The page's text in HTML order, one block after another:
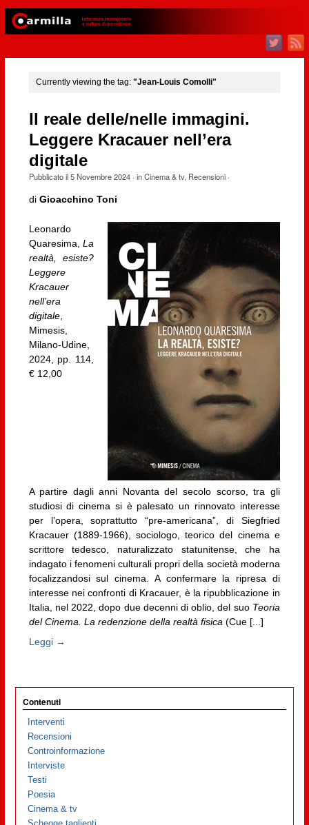
Currently viewing the tag: "Jean-Louis Comolli"
Il reale delle/nelle immagini.
Leggere Kracauer nell’era
digitale
Pubblicato il5 Novembre 2024· inCinema & tv, Recensioni·
di Gioacchino Toni
Leonardo
Quaresima,La
realtà, esiste?
Leggere
Kracauer
nell’era
digitale,
Mimesis,
Milano-Udine,
2024, pp. 114,
€ 12,00
A partire dagli anni Novanta del secolo scorso, tra gli
studiosi di cinema si è palesato un rinnovato interesse
per l’opera, soprattutto “pre-americana”, di Siegfried
Kracauer (1889-1966), sociologo, teorico del cinema e
scrittore tedesco, naturalizzato statunitense, che ha
indagato i fenomeni culturali propri della società moderna
focalizzandosi sul cinema. A confermare la ripresa di
interesse nei confronti di Kracauer, è la ripubblicazione in
Italia, nel 2022, dopo due decenni di oblio, del suoTeoria
del Cinema. La redenzione della realtà fisica (Cue [...]
Leggi →
Contenuti
Interventi
Recensioni
Controinformazione
Interviste
Testi
Poesia
Cinema & tv